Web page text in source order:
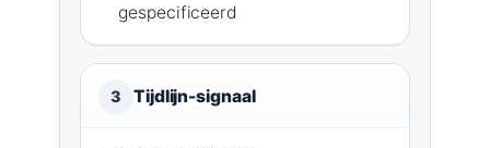
gespecificeerd
3 Tijdlijn-signaal